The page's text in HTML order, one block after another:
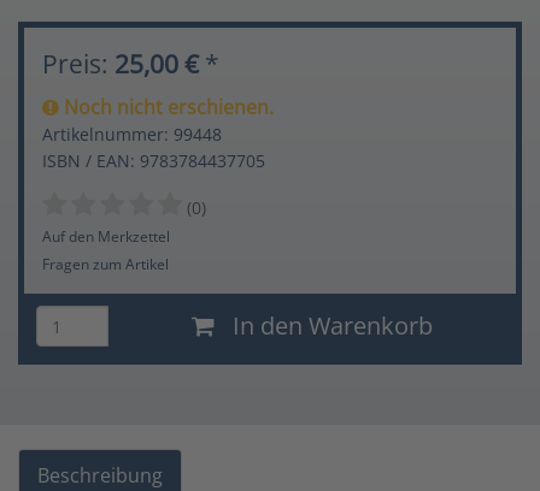
Preis: 25,00 € *
Noch nicht erschienen.
Artikelnummer: 99448
ISBN / EAN: 9783784437705
(0)
Auf den Merkzettel
Fragen zum Artikel
In den Warenkorb
Beschreibung